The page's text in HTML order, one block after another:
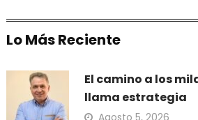
Lo Más Reciente
El camino a los
llama estrategia
Agosto 5, 2026